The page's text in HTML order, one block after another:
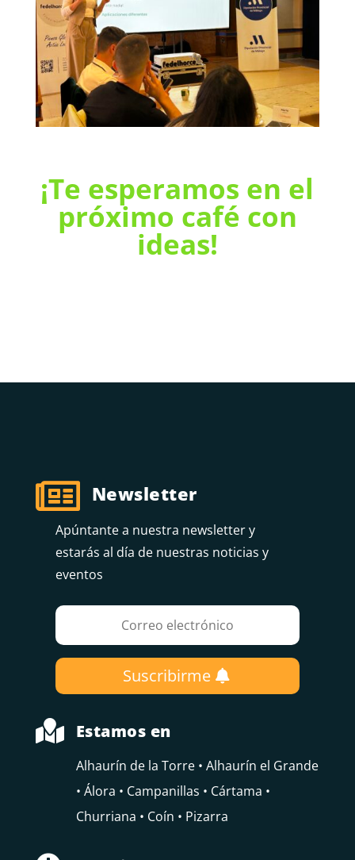
¡Te esperamos en el
próximo café con
ideas!
 Newsletter
Apúntante a nuestra newsletter y
estarás al día de nuestras noticias y
eventos
Suscribirme
 Estamos en
Alhaurín de la Torre • Alhaurín el Grande
• Álora • Campanillas • Cártama •
Churriana • Coín • Pizarra